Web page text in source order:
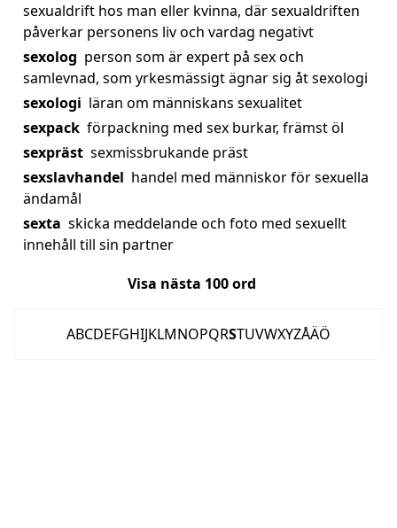
sexualdrift hos man eller kvinna, där sexualdriften
påverkar personens liv och vardag negativt
sexolog person som är expert på sex och
samlevnad, som yrkesmässigt ägnar sig åt sexologi
sexologi läran om människans sexualitet
sexpack förpackning med sex burkar, främst öl
sexpräst sexmissbrukande präst
sexslavhandel handel med människor för sexuella
ändamål
sexta skicka meddelande och foto med sexuellt
innehåll till sin partner
Visa nästa 100ord
ABCDEFGHIJKLMNOPQRSTUVWXYZÅÄÖ